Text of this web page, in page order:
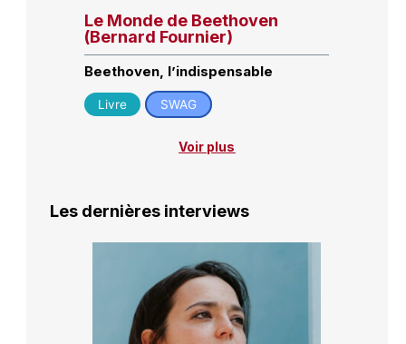
Le Monde de Beethoven
(Bernard Fournier)
Beethoven, l’indispensable
Livre SWAG
Voir plus
Les dernières interviews